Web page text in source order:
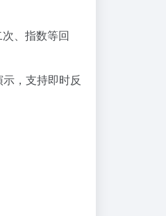
、指数等回
，支持即时反